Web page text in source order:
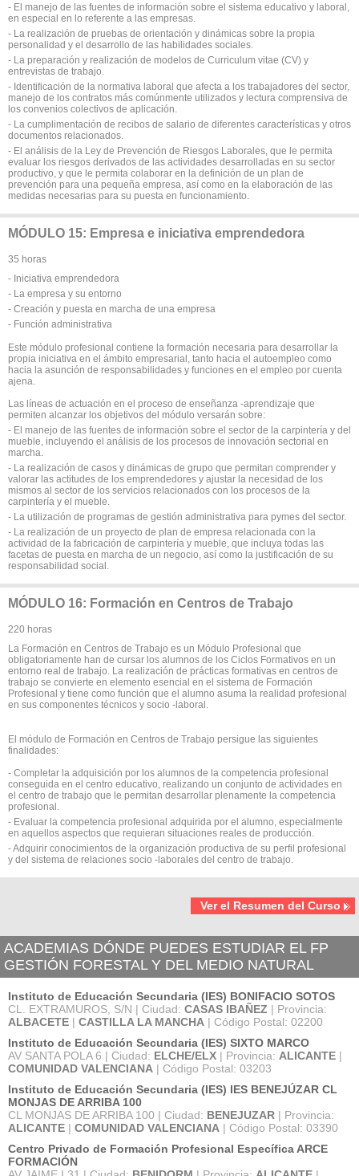
- El manejo de las fuentes de información sobre el sistema educativo y laboral,
en especial en lo referente a las empresas.
- La realización de pruebas de orientación y dinámicas sobre la propia
personalidad y el desarrollo de las habilidades sociales.
- La preparación y realización de modelos de Curriculum vitae (CV) y
entrevistas de trabajo.
- Identificación de la normativa laboral que afecta a los trabajadores del sector,
manejo de los contratos más comúnmente utilizados y lectura comprensiva de
los convenios colectivos de aplicación.
- La cumplimentación de recibos de salario de diferentes características y otros
documentos relacionados.
- El análisis de la Ley de Prevención de Riesgos Laborales, que le permita
evaluar los riesgos derivados de las actividades desarrolladas en su sector
productivo, y que le permita colaborar en la definición de un plan de
prevención para una pequeña empresa, así como en la elaboración de las
medidas necesarias para su puesta en funcionamiento.
MÓDULO 15: Empresa e iniciativa emprendedora
35 horas
- Iniciativa emprendedora
- La empresa y su entorno
- Creación y puesta en marcha de una empresa
- Función administrativa
Este módulo profesional contiene la formación necesaria para desarrollar la
propia iniciativa en el ámbito empresarial, tanto hacia el autoempleo como
hacia la asunción de responsabilidades y funciones en el empleo por cuenta
ajena.
Las líneas de actuación en el proceso de enseñanza -aprendizaje que
permiten alcanzar los objetivos del módulo versarán sobre:
- El manejo de las fuentes de información sobre el sector de la carpintería y del
mueble, incluyendo el análisis de los procesos de innovación sectorial en
marcha.
- La realización de casos y dinámicas de grupo que permitan comprender y
valorar las actitudes de los emprendedores y ajustar la necesidad de los
mismos al sector de los servicios relacionados con los procesos de la
carpintería y el mueble.
- La utilización de programas de gestión administrativa para pymes del sector.
- La realización de un proyecto de plan de empresa relacionada con la
actividad de la fabricación de carpintería y mueble, que incluya todas las
facetas de puesta en marcha de un negocio, así como la justificación de su
responsabilidad social.
MÓDULO 16: Formación en Centros de Trabajo
220 horas
La Formación en Centros de Trabajo es un Módulo Profesional que
obligatoriamente han de cursar los alumnos de los Ciclos Formativos en un
entorno real de trabajo. La realización de prácticas formativas en centros de
trabajo se convierte en elemento esencial en el sistema de Formación
Profesional y tiene como función que el alumno asuma la realidad profesional
en sus componentes técnicos y socio -laboral.
El módulo de Formación en Centros de Trabajo persigue las siguientes
finalidades:
- Completar la adquisición por los alumnos de la competencia profesional
conseguida en el centro educativo, realizando un conjunto de actividades en
el centro de trabajo que le permitan desarrollar plenamente la competencia
profesional.
- Evaluar la competencia profesional adquirida por el alumno, especialmente
en aquellos aspectos que requieran situaciones reales de producción.
- Adquirir conocimientos de la organización productiva de su perfil profesional
y del sistema de relaciones socio -laborales del centro de trabajo.
Ver el Resumen del Curso
ACADEMIAS DÓNDE PUEDES ESTUDIAR EL FP
GESTIÓN FORESTAL Y DEL MEDIO NATURAL
Instituto de Educación Secundaria (IES) BONIFACIO SOTOS
CL. EXTRAMUROS, S/N | Ciudad: CASAS IBAÑEZ | Provincia:
ALBACETE | CASTILLA LA MANCHA | Código Postal: 02200
Instituto de Educación Secundaria (IES) SIXTO MARCO
AV SANTA POLA 6 | Ciudad: ELCHE/ELX | Provincia: ALICANTE |
COMUNIDAD VALENCIANA | Código Postal: 03203
Instituto de Educación Secundaria (IES) IES BENEJÚZAR CL
MONJAS DE ARRIBA 100
CL MONJAS DE ARRIBA 100 | Ciudad: BENEJUZAR | Provincia:
ALICANTE | COMUNIDAD VALENCIANA | Código Postal: 03390
Centro Privado de Formación Profesional Específica ARCE
FORMACIÓN